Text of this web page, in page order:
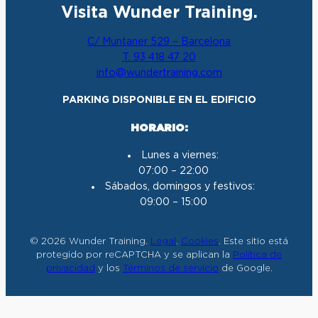
s
c
b
o
o
u
Visita Wunder Training.
C/ Muntaner 529 – Barcelona
T. 93 418 47 20
info@wundertraining.com
PARKING DISPONIBLE EN EL EDIFICIO
HORARIO:
Lunes a viernes:
07:00 – 22:00
Sábados, domingos y festivos:
09:00 – 15:00
© 2026 Wunder Training. Legal . Cookies. Este sitio está
protegido por reCAPTCHA y se aplican la Política de
privacidad y los Términos de servicio de Google.